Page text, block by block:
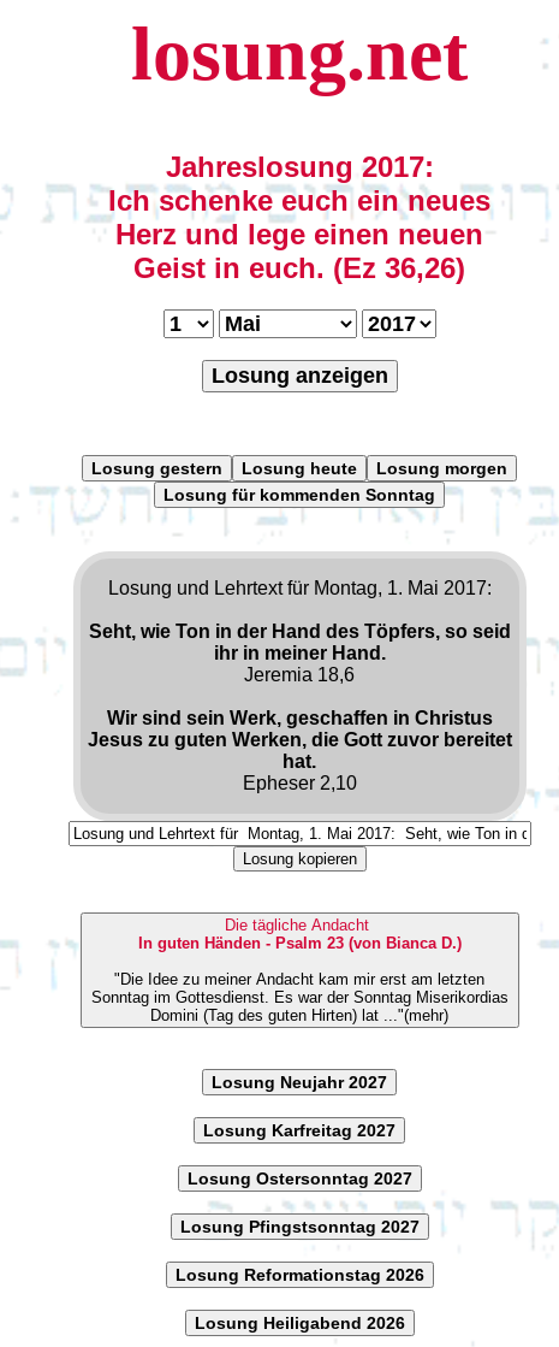
losung.net
Jahreslosung 2017:
Ich schenke euch ein neues
Herz und lege einen neuen
Geist in euch. (Ez 36,26)
Losung anzeigen
Losung gestern Losung heute
Losung morgen
Losung für kommenden Sonntag
Losung und Lehrtext für Montag, 1. Mai 2017:
Seht, wie Ton in der Hand des Töpfers, so seid
ihr in meiner Hand.
Jeremia 18,6
Wir sind sein Werk, geschaffen in Christus
Jesus zu guten Werken, die Gott zuvor bereitet
hat.
Epheser 2,10
Losung kopieren
Die tägliche Andacht
In guten Händen - Psalm 23 (von Bianca D.)
"Die Idee zu meiner Andacht kam mir erst am letzten
Sonntag im Gottesdienst. Es war der Sonntag Miserikordias
Domini (Tag des guten Hirten) lat ..."(mehr)
Losung Neujahr 2027
Losung Karfreitag 2027
Losung Ostersonntag 2027
Losung Pfingstsonntag 2027
Losung Reformationstag 2026
Losung Heiligabend 2026